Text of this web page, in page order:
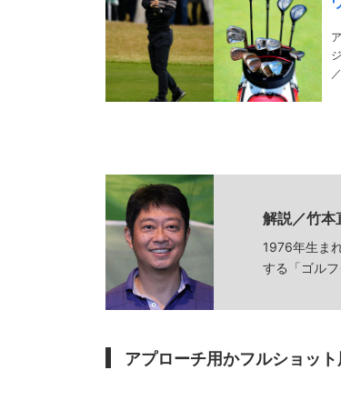
解説／竹本
1976年生ま
する「ゴル
アプローチ用かフルショッ